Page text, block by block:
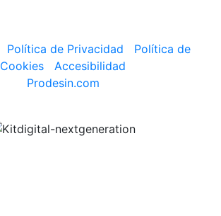
Política de Privacidad
Política de
Cookies
Accesibilidad
Prodesin.com